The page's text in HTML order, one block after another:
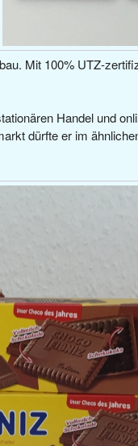
Mit 100% UTZ-
Handel und
dürfte er im